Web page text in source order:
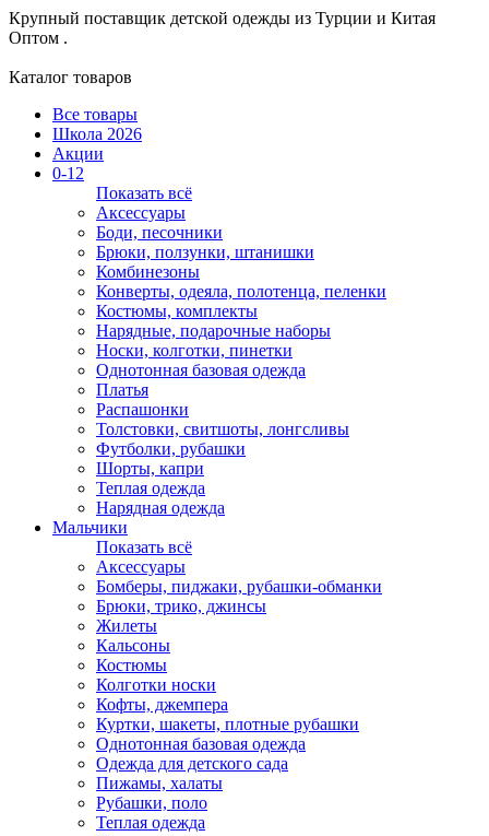
Крупный поставщик детской одежды из Турции и Китая
Оптом .
Каталог товаров
Все товары
Школа 2026
Акции
0-12
Показать всё
Аксессуары
Боди, песочники
Брюки, ползунки, штанишки
Комбинезоны
Конверты, одеяла, полотенца, пеленки
Костюмы, комплекты
Нарядные, подарочные наборы
Носки, колготки, пинетки
Однотонная базовая одежда
Платья
Распашонки
Толстовки, свитшоты, лонгсливы
Футболки, рубашки
Шорты, капри
Теплая одежда
Нарядная одежда
Мальчики
Показать всё
Аксессуары
Бомберы, пиджаки, рубашки-обманки
Брюки, трико, джинсы
Жилеты
Кальсоны
Костюмы
Колготки носки
Кофты, джемпера
Куртки, шакеты, плотные рубашки
Однотонная базовая одежда
Одежда для детского сада
Пижамы, халаты
Рубашки, поло
Теплая одежда